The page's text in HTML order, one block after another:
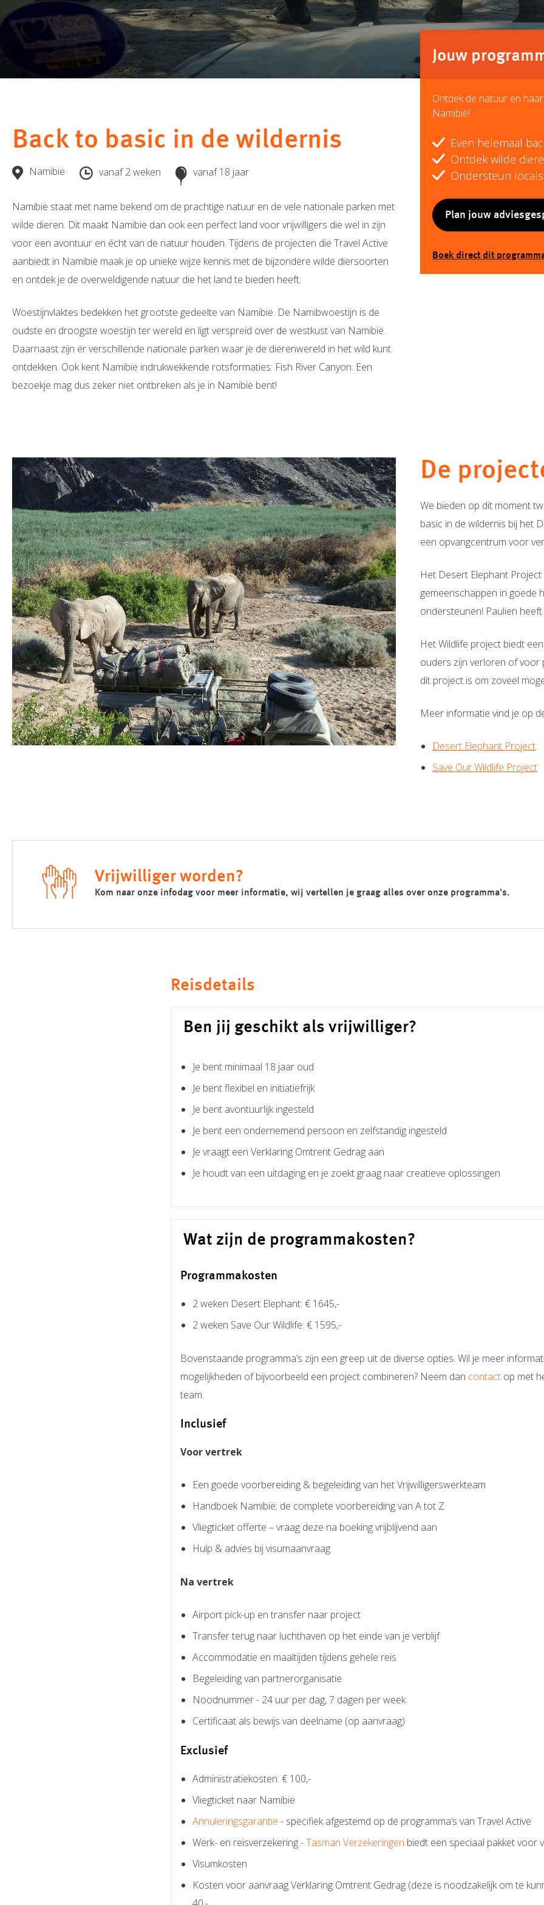
Back to basic in de wildernis
Namibië vanaf 2 weken vanaf 18 jaar
Namibië staat met name bekend om de prachtige natuur en de vele nationale parken met
wilde dieren. Dit maakt Namibië dan ook een perfect land voor vrijwilligers die wel in zijn
voor een avontuur en écht van de natuur houden. Tijdens de projecten die Travel Active
aanbiedt in Namibië maak je op unieke wijze kennis met de bijzondere wilde diersoorten
en ontdek je de overweldigende natuur die het land te bieden heeft.
Woestijnvlaktes bedekken het grootste gedeelte van Namibië. De Namibwoestijn is de
oudste en droogste woestijn ter wereld en ligt verspreid over de westkust van Namibië.
Daarnaast zijn er verschillende nationale parken waar je de dierenwereld in het wild kunt
ontdekken. Ook kent Namibië indrukwekkende rotsformaties: Fish River Canyon. Een
bezoekje mag dus zeker niet ontbreken als je in Namibië bent!
Jouw
Ontdek de natuur en
Namibië!
Even helemaal
Ontdek wilde
Ondersteun locals
Plan jouw
Boek direct dit
De
We bieden op dit moment
basic in de wildernis bij het
een opvangcentrum voor
Het Desert Elephant
gemeenschappen in goede
ondersteunen! Paulien heeft
Het Wildlife project biedt
ouders zijn verloren of voor
dit project is om zoveel
Meer informatie vind je op
Desert Elephant Project
Save Our Wildlife Project
Vrijwilliger worden?
Kom naar onze infodag voor meer informatie, wij vertellen je graag alles over onze programma's.
Reisdetails
Ben jij geschikt als vrijwilliger?
Je bent minimaal 18 jaar oud
Je bent flexibel en initiatiefrijk
Je bent avontuurlijk ingesteld
Je bent een ondernemend persoon en zelfstandig ingesteld
Je vraagt een Verklaring Omtrent Gedrag aan
Je houdt van een uitdaging en je zoekt graag naar creatieve oplossingen
Wat zijn de programmakosten?
Programmakosten
2 weken Desert Elephant: € 1645,-
2 weken Save Our Wildlife: € 1595,-
Bovenstaande programma’s zijn een greep uit de diverse opties. Wil je meer
mogelijkheden of bijvoorbeeld een project combineren? Neem dan contactop met
team.
Inclusief
Voor vertrek
Een goede voorbereiding & begeleiding van het Vrijwilligerswerkteam
Handboek Namibië; de complete voorbereiding van A tot Z
Vliegticket offerte – vraag deze na boeking vrijblijvend aan
Hulp & advies bij visumaanvraag
Na vertrek
Airport pick-up en transfer naar project
Transfer terug naar luchthaven op het einde van je verblijf
Accommodatie en maaltijden tijdens gehele reis
Begeleiding van partnerorganisatie
Noodnummer - 24 uur per dag, 7 dagen per week
Certificaat als bewijs van deelname (op aanvraag)
Exclusief
Administratiekosten: € 100,-
Vliegticket naar Namibië
Annuleringsgarantie - specifiek afgestemd op de programma’s van Travel Active
Werk- en reisverzekering -Tasman Verzekeringen biedt een speciaal pakket voor
Visumkosten
Kosten voor aanvraag Verklaring Omtrent Gedrag (deze is noodzakelijk om te